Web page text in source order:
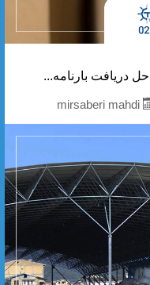
دریافت بارنامه...